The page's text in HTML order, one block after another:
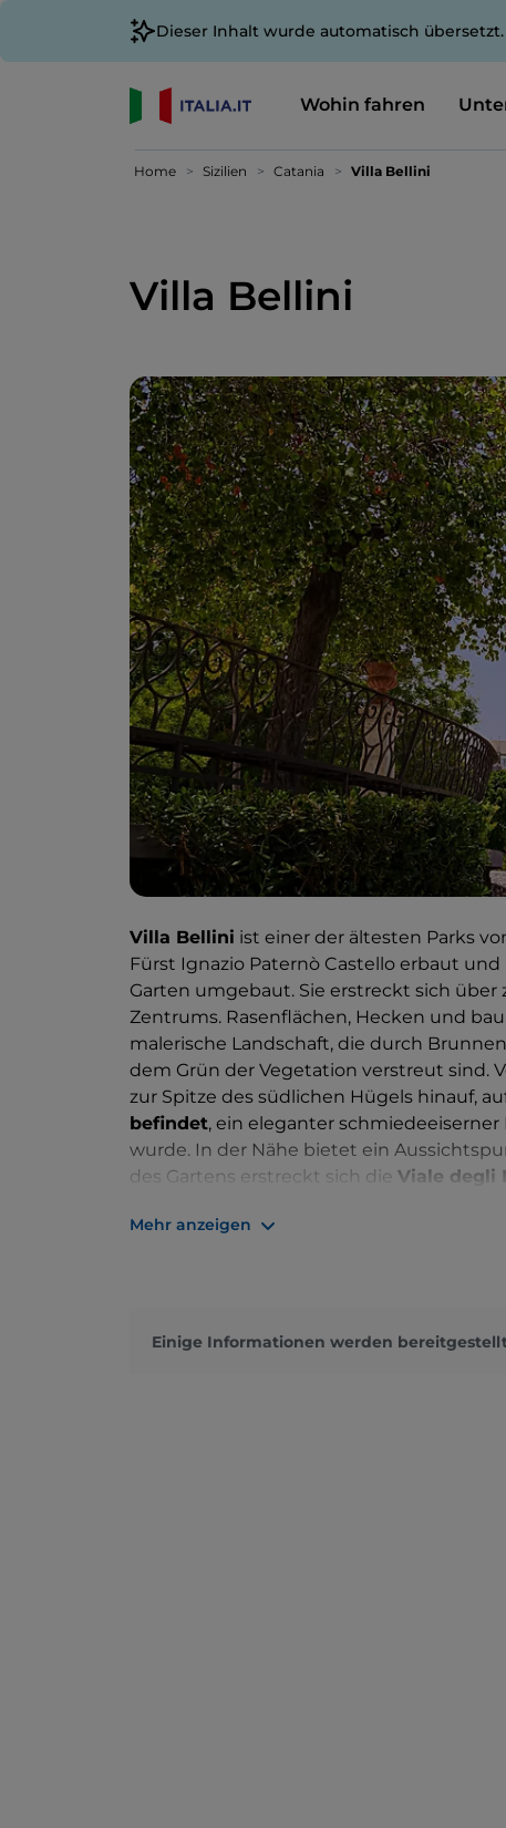
Dieser Inhalt wurde automatisch übersetzt.
Wohin fahren
Home Sizilien Catania Villa Bellini
Villa Bellini
Villa Bellini ist einer der ältesten Parks
Fürst Ignazio Paternò Castello erbaut
Garten umgebaut. Sie erstreckt sich
Zentrums. Rasenflächen, Hecken und
malerische Landschaft, die durch
dem Grün der Vegetation verstreut sind.
zur Spitze des südlichen Hügels hinauf,
befindet, ein eleganter
wurde. In der Nähe bietet ein
des Gartens erstreckt sich die Viale degli
huldigen.
Mehr anzeigen
Einige Informationen werden